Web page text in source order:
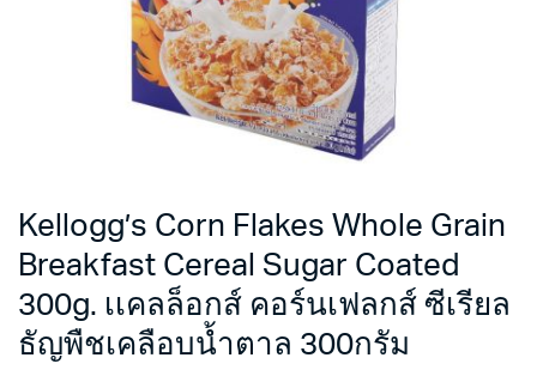
Kellogg’s Corn Flakes Whole Grain
Breakfast Cereal Sugar Coated
300g. เเคลล็อกส์ คอร์นเฟลกส์ ซีเรียล
ธัญพืชเคลือบน้ำตาล 300กรัม